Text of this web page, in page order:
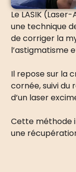
Le LASIK
une technique
de corriger la
l’astigmatisme
Il repose sur la
cornée, suivi du
d’un laser
Cette méthode
une